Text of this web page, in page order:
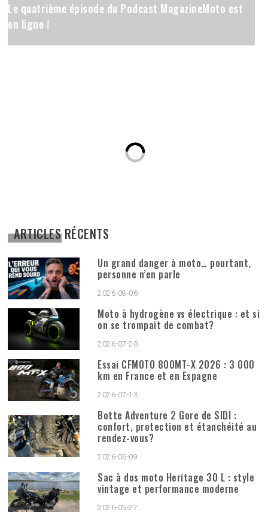
Le quatrième épisode du Podcast MagazineMoto est
en ligne !
ARTICLES RÉCENTS
Un grand danger à moto… pourtant,
personne n’en parle
2026-08-06
Moto à hydrogène vs électrique : et si
on se trompait de combat?
2026-07-20
Essai CFMOTO 800MT-X 2026 : 3 000
km en France et en Espagne
2026-07-13
Botte Adventure 2 Gore de SIDI :
confort, protection et étanchéité au
rendez-vous?
2026-06-09
Sac à dos moto Heritage 30 L : style
vintage et performance moderne
2026-05-27